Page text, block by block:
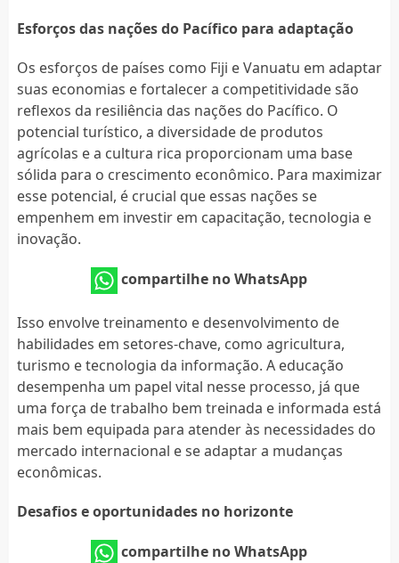
Esforços das nações do Pacífico para adaptação
Os esforços de países como Fiji e Vanuatu em adaptar
suas economias e fortalecer a competitividade são
reflexos da resiliência das nações do Pacífico. O
potencial turístico, a diversidade de produtos
agrícolas e a cultura rica proporcionam uma base
sólida para o crescimento econômico. Para maximizar
esse potencial, é crucial que essas nações se
empenhem em investir em capacitação, tecnologia e
inovação.
compartilhe no WhatsApp
Isso envolve treinamento e desenvolvimento de
habilidades em setores-chave, como agricultura,
turismo e tecnologia da informação. A educação
desempenha um papel vital nesse processo, já que
uma força de trabalho bem treinada e informada está
mais bem equipada para atender às necessidades do
mercado internacional e se adaptar a mudanças
econômicas.
Desafios e oportunidades no horizonte
compartilhe no WhatsApp